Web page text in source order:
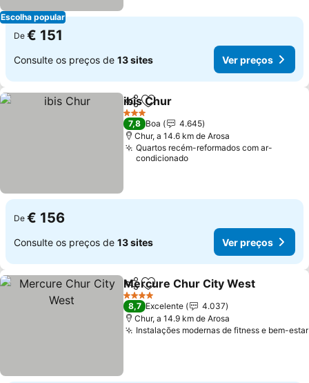
Escolha popular
De € 151
Consulte os preços de 13 sites Ver preços
PartilharAdicionar aos favoritos
ibis Chur
3 Estrelas
7,8 Boa
4.645
Chur, a 14.6 km de Arosa
Quartos recém-reformados com ar-
condicionado
De € 156
Consulte os preços de 13 sites Ver preços
PartilharAdicionar aos favoritos
Mercure Chur City West
4 Estrelas
8,7 Excelente
4.037
Chur, a 14.9 km de Arosa
Instalações modernas de fitness e bem-estar